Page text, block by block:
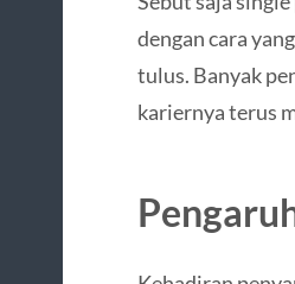
dengan cara
tulus. Banyak
kariernya terus